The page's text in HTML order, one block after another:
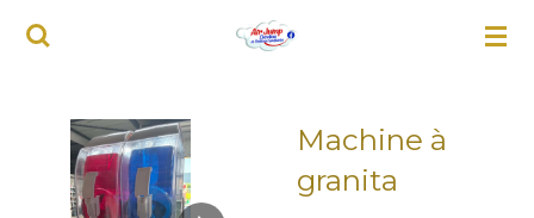
Passer
principal
Machine à
granita